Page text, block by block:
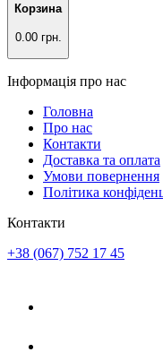
Корзина
0.00 грн.
Інформація про нас
Головна
Про нас
Контакти
Доставка та оплата
Умови повернення
Політика
Контакти
+38 (067) 752 17 45